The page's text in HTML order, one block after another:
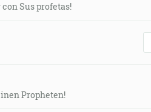
Sus profetas!
Propheten!